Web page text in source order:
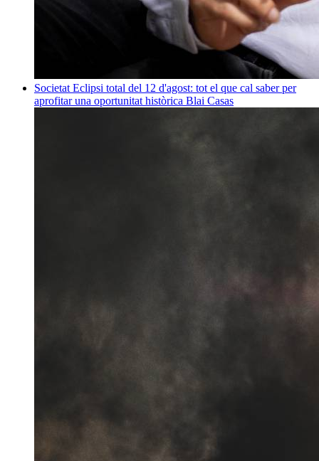
Societat Eclipsi total del 12 d'agost: tot el que cal saber per
aprofitar una oportunitat històrica Blai Casas